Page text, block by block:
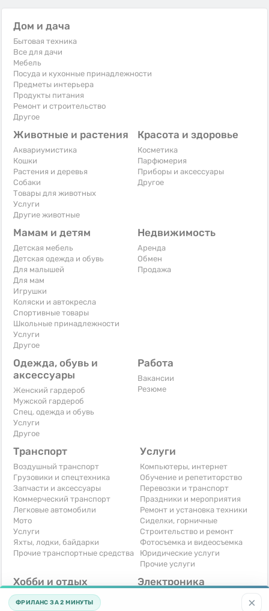
Дом и дача
Бытовая техника
Все для дачи
Мебель
Посуда и кухонные принадлежности
Предметы интерьера
Продукты питания
Ремонт и строительство
Другое
Животные и растения
Аквариумистика
Кошки
Растения и деревья
Собаки
Товары для животных
Услуги
Другие животные
Красота и здоровье
Косметика
Парфюмерия
Приборы и аксессуары
Другое
Мамам и детям
Детская мебель
Детская одежда и обувь
Для малышей
Для мам
Игрушки
Коляски и автокресла
Спортивные товары
Школьные принадлежности
Услуги
Другое
Недвижимость
Аренда
Обмен
Продажа
Одежда, обувь и
аксессуары
Женский гардероб
Мужской гардероб
Спец. одежда и обувь
Услуги
Другое
Работа
Вакансии
Резюме
Транспорт
Воздушный транспорт
Грузовики и спецтехника
Запчасти и аксессуары
Коммерческий транспорт
Легковые автомобили
Мото
Услуги
Яхты, лодки, байдарки
Прочие транспортные средства
Услуги
Компьютеры, интернет
Обучение и репетиторство
Перевозки и транспорт
Праздники и мероприятия
Ремонт и установка техники
Сиделки, горничные
Строительство и ремонт
Фотосъемка и видеосъемка
Юридические услуги
Прочие услуги
Хобби и отдых
Книги и журналы
Музыкальные инструменты
Электроника
×
ФРИЛАНС ЗА 2 МИНУТЫ